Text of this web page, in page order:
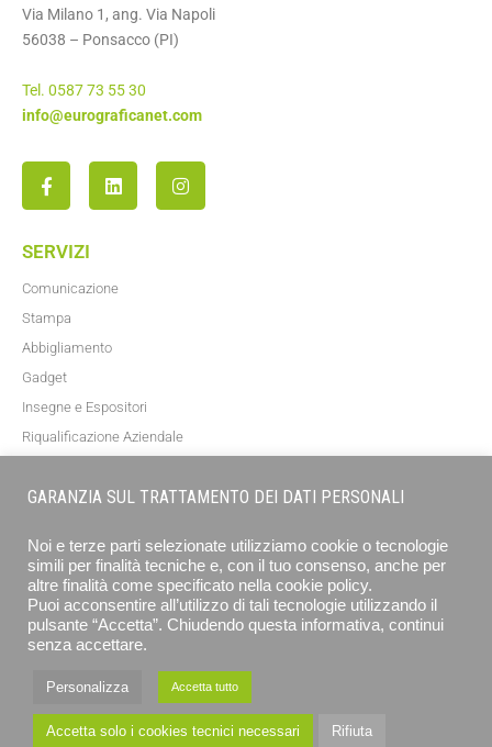
Via Milano 1, ang. Via Napoli
56038 – Ponsacco (PI)
Tel. 0587 73 55 30
info@eurograficanet.com
SERVIZI
Comunicazione
Stampa
Abbigliamento
Gadget
Insegne e Espositori
Riqualificazione Aziendale
ISCRIVITI
GARANZIA SUL TRATTAMENTO DEI DATI PERSONALI
Noi e terze parti selezionate utilizziamo cookie o tecnologie
simili per finalità tecniche e, con il tuo consenso, anche per
altre finalità come specificato nella cookie policy.
Puoi acconsentire all’utilizzo di tali tecnologie utilizzando il
pulsante “Accetta”. Chiudendo questa informativa, continui
senza accettare.
Personalizza Accetta tutto
Accetta solo i cookies tecnici necessari Rifiuta